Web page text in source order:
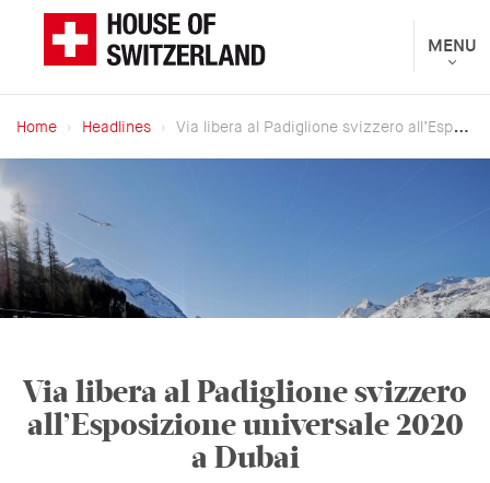
Salta
Presentato
dal
Dipartimento
federale
degli
affari
esteri
Toggle
MENU
Briciole
di
pane
Home Headlines Via libera al Padiglione svizzero all’Esposizione universale 2020 a Dubai
Via libera al Padiglione svizzero
all’Esposizione universale 2020
a Dubai